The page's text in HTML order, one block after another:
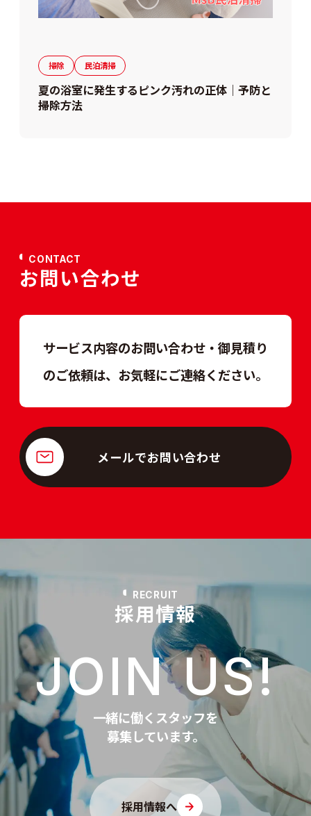
掃除 民泊清掃
夏の浴室に発生するピンク汚れの正体｜予防と
掃除方法
お問い合わせ
CONTACT
サービス内容のお問い合わせ・御見積り
のご依頼は、 お気軽にご連絡ください。
メールでお問い合わせ
採用情報
RECRUIT
JOIN US!
一緒に働くスタッフを
募集しています。
採用情報へ